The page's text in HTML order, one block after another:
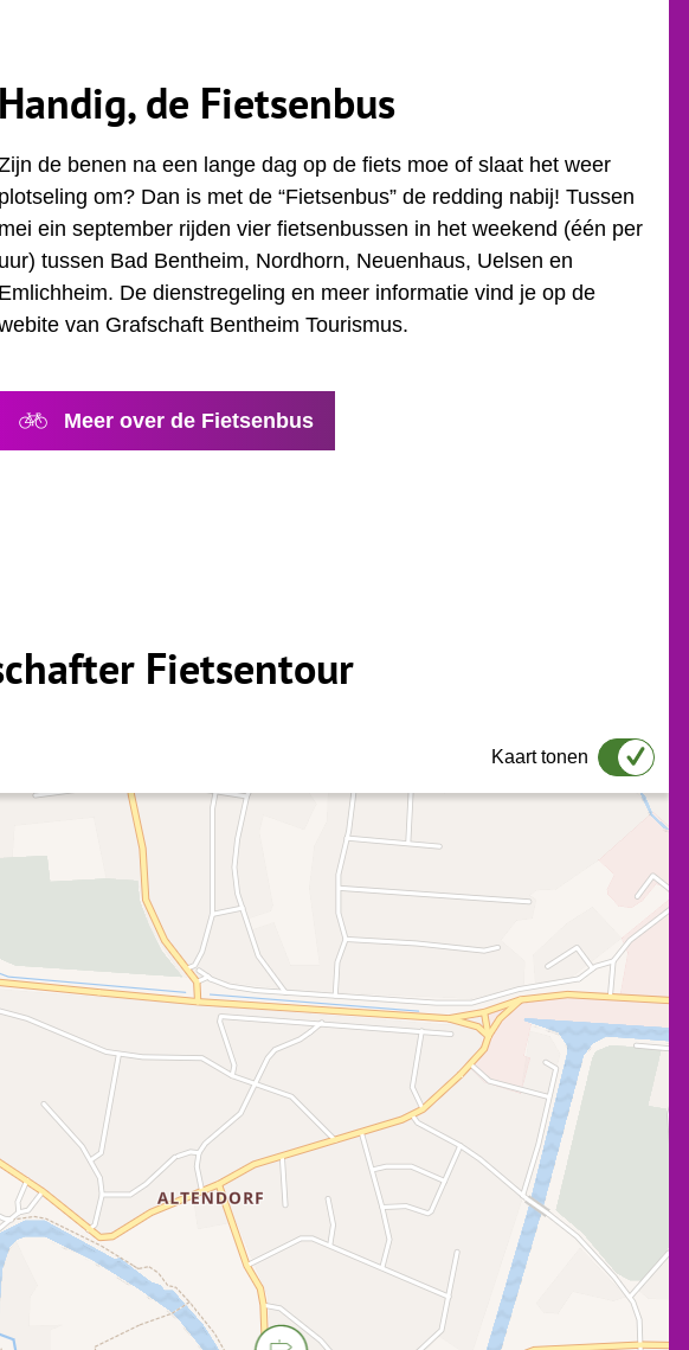
Handig, de Fietsenbus
de benen na een lange dag op de fiets moe of slaat het weer
plotseling om? Dan is met de “Fietsenbus” de redding nabij! Tussen
mei ein september rijden vier fietsenbussen in het weekend (één per
uur) tussen Bad Bentheim, Nordhorn, Neuenhaus, Uelsen en
Emlichheim. De dienstregeling en meer informatie vind je op de
van Grafschaft Bentheim Tourismus.
Meer over de Fietsenbus
Fietsentour
Kaart tonen